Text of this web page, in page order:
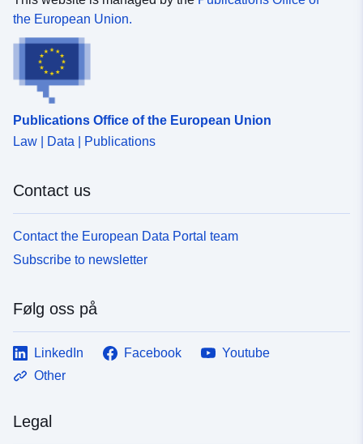
the European Union.
Publications Office of the European Union
Law | Data | Publications
Contact us
Contact the European Data Portal team
Subscribe to newsletter
Følg oss på
LinkedIn Facebook
Youtube
Other
Legal